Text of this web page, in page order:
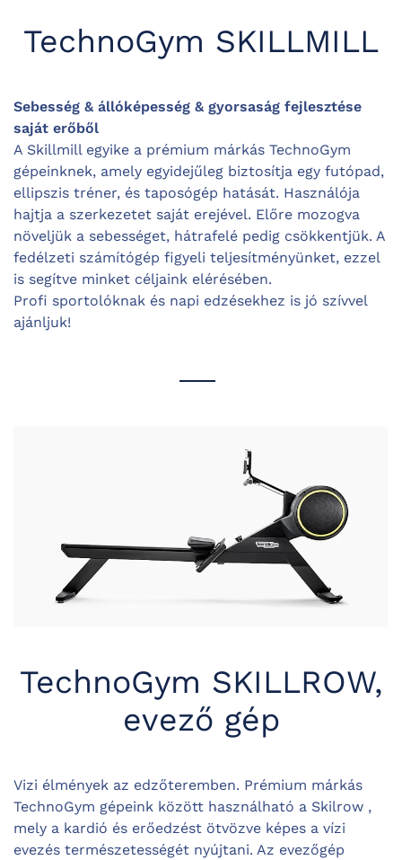
TechnoGym SKILLMILL
Sebesség & állóképesség & gyorsaság fejlesztése
saját erőből
A Skillmill egyike a prémium márkás TechnoGym
gépeinknek, amely egyidejűleg biztosítja egy futópad,
ellipszis tréner, és taposógép hatását. Használója
hajtja a szerkezetet saját erejével. Előre mozogva
növeljük a sebességet, hátrafelé pedig csökkentjük. A
fedélzeti számítógép figyeli teljesítményünket, ezzel
is segítve minket céljaink elérésében.
Profi sportolóknak és napi edzésekhez is jó szívvel
ajánljuk!
TechnoGym SKILLROW,
evező gép
Vizi élmények az edzőteremben. Prémium márkás
TechnoGym gépeink között használható a Skilrow ,
mely a kardió és erőedzést ötvözve képes a vízi
evezés természetességét nyújtani. Az evezőgép